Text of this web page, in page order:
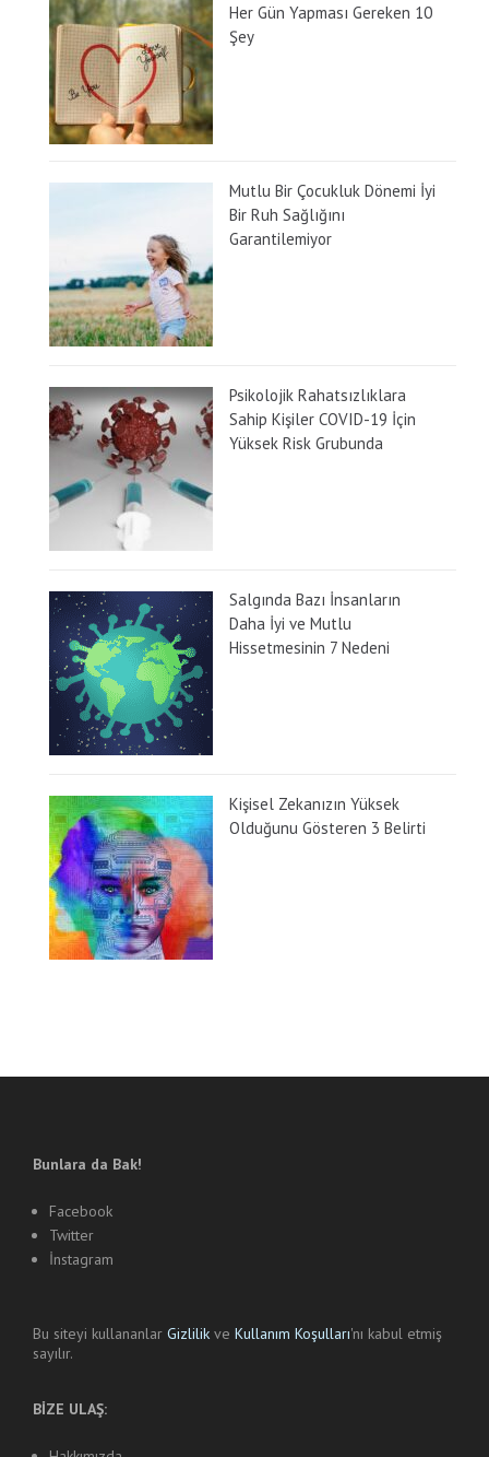
Her Gün Yapması Gereken 10
Şey
Mutlu Bir Çocukluk Dönemi İyi
Bir Ruh Sağlığını
Garantilemiyor
Psikolojik Rahatsızlıklara
Sahip Kişiler COVID-19 İçin
Yüksek Risk Grubunda
Salgında Bazı İnsanların
Daha İyi ve Mutlu
Hissetmesinin 7 Nedeni
Kişisel Zekanızın Yüksek
Olduğunu Gösteren 3 Belirti
Bunlara da Bak!
Facebook
Twitter
İnstagram
Bu siteyi kullananlar Gizlilik ve Kullanım Koşulları'nı kabul etmiş
sayılır.
BİZE ULAŞ: